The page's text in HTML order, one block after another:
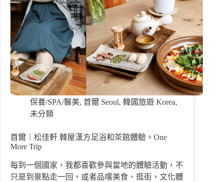
保養/SPA/醫美, 首爾 Seoul, 韓國旅遊 Korea,
未分類
首爾｜松佳軒 韓屋漢方足浴和茶館體驗。One
More Trip
每到一個國家，我都喜歡參與當地的體驗活動，不
只是到景點走一回，或者品嚐美食、逛街，文化體